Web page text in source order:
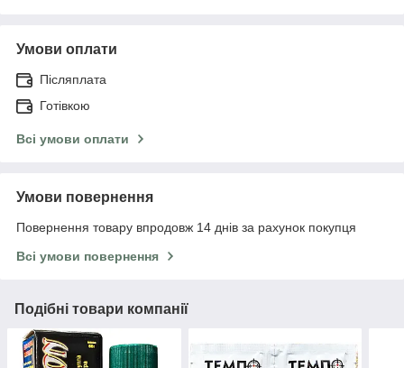
Умови оплати
Післяплата
Готівкою
Всі умови оплати
Умови повернення
Повернення товару впродовж 14 днів за рахунок покупця
Всі умови повернення
Подібні товари компанії